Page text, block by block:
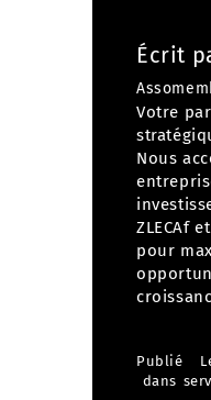
Écrit
Votre
Nous
ZLECAf
pour
Publié
dans